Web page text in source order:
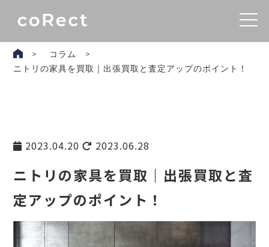
コラム
ニトリの家具を買取｜出張買取と査定アップのポイント！
2023.04.20 2023.06.28
ニトリの家具を買取｜出張買取と査
定アップのポイント！